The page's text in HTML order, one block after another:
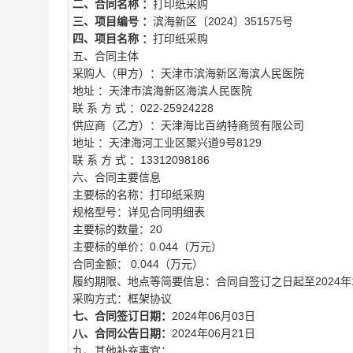
二、合同名称 ： 打印纸采购
三、项目编号 ： 滨海新区〔2024〕351575号
四、项目名称 ： 打印纸采购
五、合同主体
采购人（甲方）：天津市滨海新区海滨人民医院
地址 ：天津市滨海新区海滨人民医院
联 系 方 式 ：022-25924228
供应商（乙方）：天津海比百纳特商贸有限公司
地址 ：天津海河工业区聚兴道9号8129
联 系 方 式 ：13312098186
六、合同主要信息
主要标的名称：打印纸采购
规格型号：详见合同明细表
主要标的数量：20
主要标的单价：0.044（万元）
合同金额： 0.044（万元）
履约期限、地点等简要信息：合同自签订之日起至2024
采购方式：框架协议
七、合同签订日期： 2024年06月03日
八、合同公告日期： 2024年06月21日